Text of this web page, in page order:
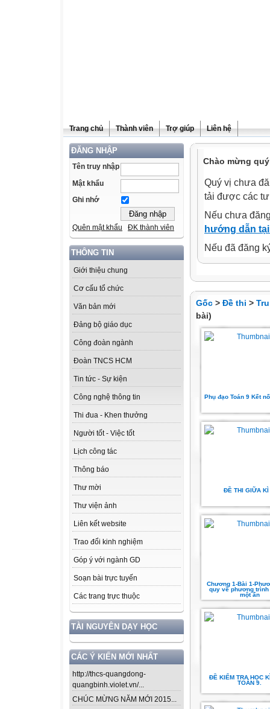
Trang chủ Thành viên Trợ giúp Liên hệ
ĐĂNG NHẬP
Tên truy nhập
Mật khẩu
Ghi nhớ
Quên mật khẩu ĐK thành viên
THÔNG TIN
Giới thiệu chung
Cơ cấu tổ chức
Văn bản mới
Đảng bộ giáo dục
Công đoàn ngành
Đoàn TNCS HCM
Tin tức - Sự kiện
Công nghệ thông tin
Thi đua - Khen thưởng
Người tốt - Việc tốt
Lịch công tác
Thông báo
Thư mời
Thư viện ảnh
Liên kết website
Trao đổi kinh nghiệm
Góp ý với ngành GD
Soạn bài trực tuyến
Các trang trực thuộc
TÀI NGUYÊN DẠY HỌC
CÁC Ý KIẾN MỚI NHẤT
http://thcs-quangdong-
quangbinh.violet.vn/...
CHÚC MỪNG NĂM MỚI 2015...
Chào mừng
Quý vị chưa
tải được các
Nếu chưa
hướng dẫn
Nếu đã đăng
Gốc > Đề thi >
bài)
Phụ đạo Toán 9 Kết
ĐỀ THI GIỮA KÌ
Chương 1-Bài 1-
quy về phương trình
một ẩn
ĐỀ KIỂM TRA HỌC
TOÁN 9.